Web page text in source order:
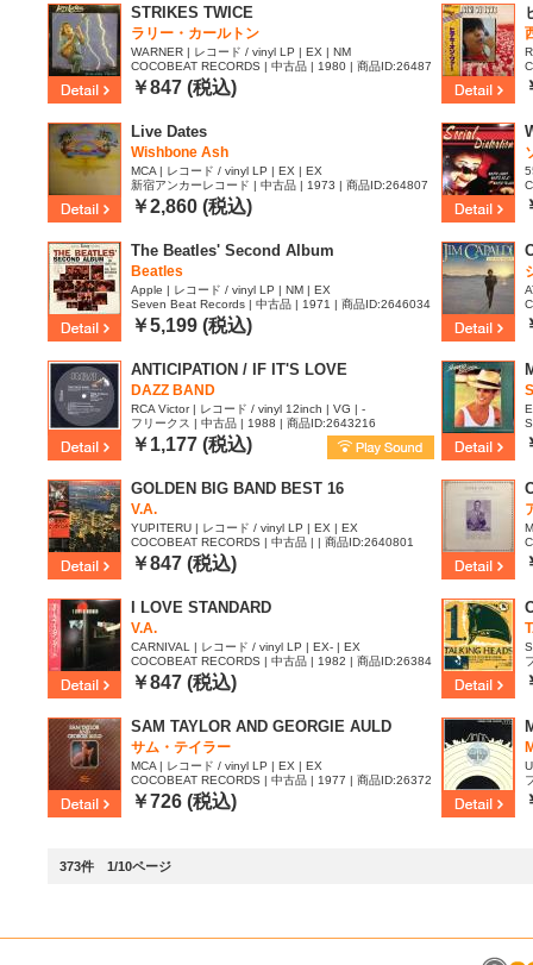
STRIKES TWICE
ラリー・カールトン
WARNER | レコード / vinyl LP | EX | NM
COCOBEAT RECORDS | 中古品 | 1980 | 商品ID:26487
89
￥847 (税込)
Live Dates
Wishbone Ash
MCA | レコード / vinyl LP | EX | EX
新宿アンカーレコード | 中古品 | 1973 | 商品ID:264807
8￥2,860 (税込)
The Beatles' Second Album
Beatles
Apple | レコード / vinyl LP | NM | EX
Seven Beat Records | 中古品 | 1971 | 商品ID:2646034
￥5,199 (税込)
ANTICIPATION / IF IT'S LOVE
DAZZ BAND
RCA Victor | レコード / vinyl 12inch | VG | -
フリークス | 中古品 | 1988 | 商品ID:2643216
￥1,177 (税込)
GOLDEN BIG BAND BEST 16
V.A.
YUPITERU | レコード / vinyl LP | EX | EX
COCOBEAT RECORDS | 中古品 | | 商品ID:2640801
￥847 (税込)
I LOVE STANDARD
V.A.
CARNIVAL | レコード / vinyl LP | EX- | EX
COCOBEAT RECORDS | 中古品 | 1982 | 商品ID:26384
99
￥847 (税込)
SAM TAYLOR AND GEORGIE AULD
サム・テイラー
MCA | レコード / vinyl LP | EX | EX
COCOBEAT RECORDS | 中古品 | 1977 | 商品ID:26372
45
￥726 (税込)
373件 1/10ページ